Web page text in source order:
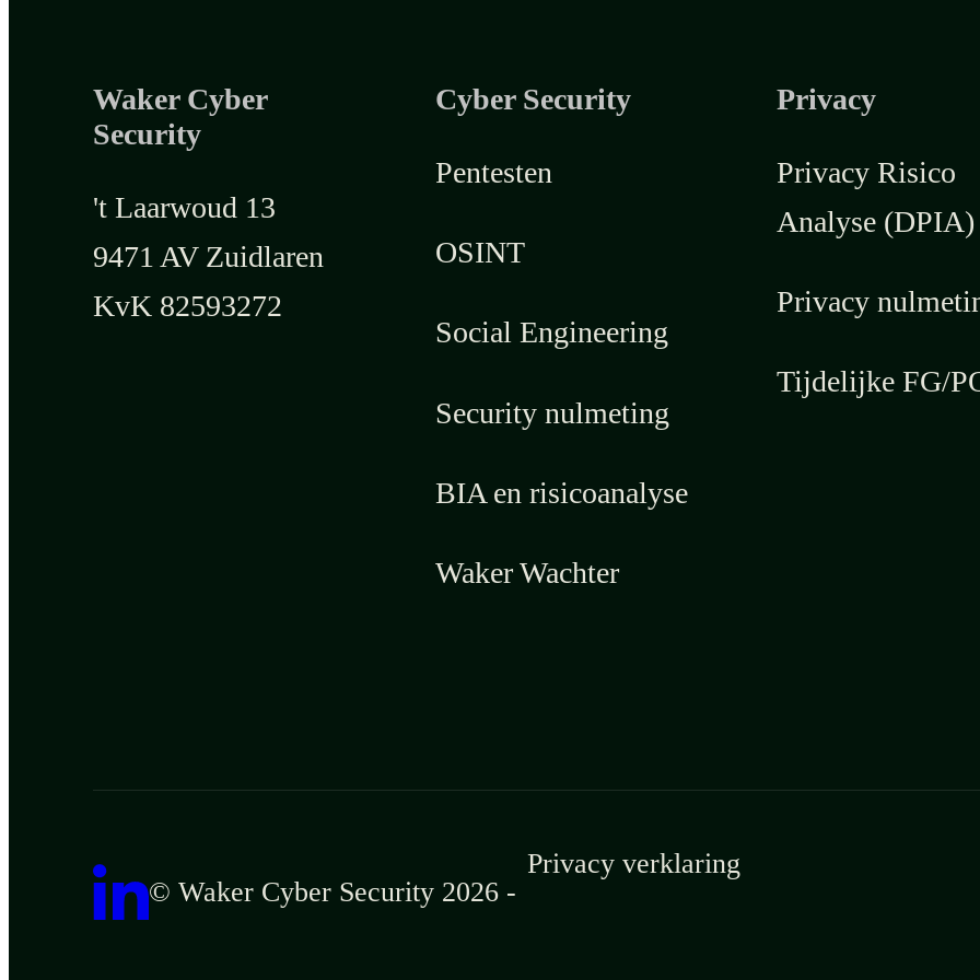
Waker Cyber
Security
't Laarwoud 13
9471 AV Zuidlaren
KvK 82593272
Cyber Security
Pentesten
OSINT
Social Engineering
Security nulmeting
BIA en risicoanalyse
Waker Wachter
Privacy
Privacy Risico
Analyse (DPIA)
Privacy
Tijdelijke FG/
© Waker Cyber Security 2026-
Privacy verklaring